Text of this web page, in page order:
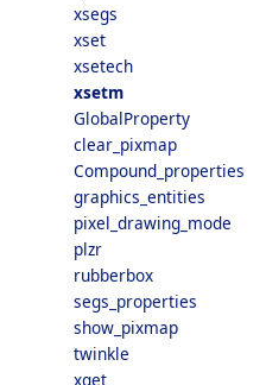
xsegs
xset
xsetech
xsetm
GlobalProperty
clear_pixmap
Compound_properties
graphics_entities
pixel_drawing_mode
plzr
rubberbox
segs_properties
show_pixmap
twinkle
xget